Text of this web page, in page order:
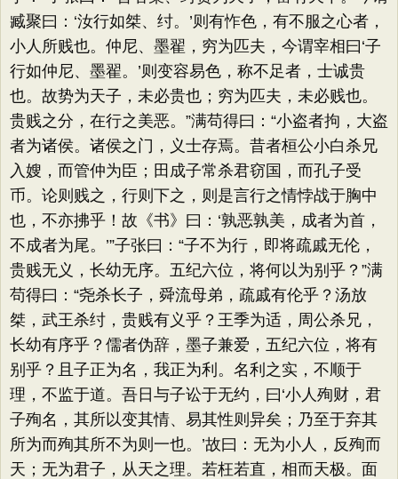
臧聚曰：‘汝行如桀、纣。’则有怍色，有不服之心者，
小人所贱也。仲尼、墨翟，穷为匹夫，今谓宰相曰‘子
行如仲尼、墨翟。’则变容易色，称不足者，士诚贵
也。故势为天子，未必贵也；穷为匹夫，未必贱也。
贵贱之分，在行之美恶。”满苟得曰：“小盗者拘，大盗
者为诸侯。诸侯之门，义士存焉。昔者桓公小白杀兄
入嫂，而管仲为臣；田成子常杀君窃国，而孔子受
币。论则贱之，行则下之，则是言行之情悖战于胸中
也，不亦拂乎！故《书》曰：‘孰恶孰美，成者为首，
不成者为尾。’”子张曰：“子不为行，即将疏戚无伦，
贵贱无义，长幼无序。五纪六位，将何以为别乎？”满
苟得曰：“尧杀长子，舜流母弟，疏戚有伦乎？汤放
桀，武王杀纣，贵贱有义乎？王季为适，周公杀兄，
长幼有序乎？儒者伪辞，墨子兼爱，五纪六位，将有
别乎？且子正为名，我正为利。名利之实，不顺于
理，不监于道。吾日与子讼于无约，曰‘小人殉财，君
子殉名，其所以变其情、易其性则异矣；乃至于弃其
所为而殉其所不为则一也。’故曰：无为小人，反殉而
天；无为君子，从天之理。若枉若直，相而天极。面